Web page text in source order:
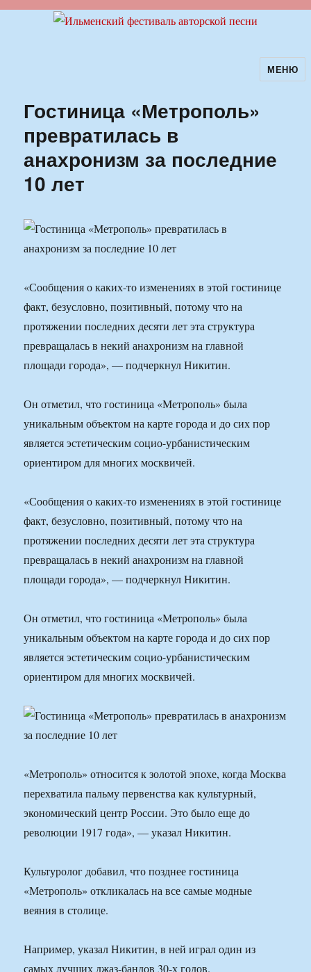
Ильменский фестиваль авторскойМЕНЮ
Гостиница «Метрополь»
превратилась в
анахронизм за последние
10 лет
«Сообщения о каких-то изменениях в этой гостинице
факт, безусловно, позитивный, потому что на
протяжении последних десяти лет эта структура
превращалась в некий анахронизм на главной
площади города», — подчеркнул Никитин.
Он отметил, что гостиница «Метрополь» была
уникальным объектом на карте города и до сих пор
является эстетическим социо-урбанистическим
ориентиром для многих москвичей.
«Сообщения о каких-то изменениях в этой гостинице
факт, безусловно, позитивный, потому что на
протяжении последних десяти лет эта структура
превращалась в некий анахронизм на главной
площади города», — подчеркнул Никитин.
Он отметил, что гостиница «Метрополь» была
уникальным объектом на карте города и до сих пор
является эстетическим социо-урбанистическим
ориентиром для многих москвичей.
«Метрополь» относится к золотой эпохе, когда Москва
перехватила пальму первенства как культурный,
экономический центр России. Это было еще до
революции 1917 года», — указал Никитин.
Культуролог добавил, что позднее гостиница
«Метрополь» откликалась на все самые модные
веяния в столице.
Например, указал Никитин, в ней играл один из
самых лучших джаз-бандов 30-х годов.